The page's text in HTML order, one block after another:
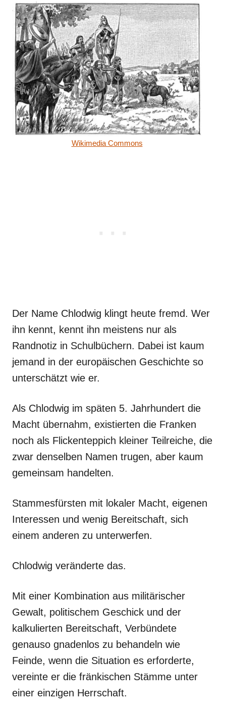
Wikimedia Commons
Der Name Chlodwig klingt heute fremd. Wer
ihn kennt, kennt ihn meistens nur als
Randnotiz in Schulbüchern. Dabei ist kaum
jemand in der europäischen Geschichte so
unterschätzt wie er.
Als Chlodwig im späten 5. Jahrhundert die
Macht übernahm, existierten die Franken
noch als Flickenteppich kleiner Teilreiche, die
zwar denselben Namen trugen, aber kaum
gemeinsam handelten.
Stammesfürsten mit lokaler Macht, eigenen
Interessen und wenig Bereitschaft, sich
einem anderen zu unterwerfen.
Chlodwig veränderte das.
Mit einer Kombination aus militärischer
Gewalt, politischem Geschick und der
kalkulierten Bereitschaft, Verbündete
genauso gnadenlos zu behandeln wie
Feinde, wenn die Situation es erforderte,
vereinte er die fränkischen Stämme unter
einer einzigen Herrschaft.